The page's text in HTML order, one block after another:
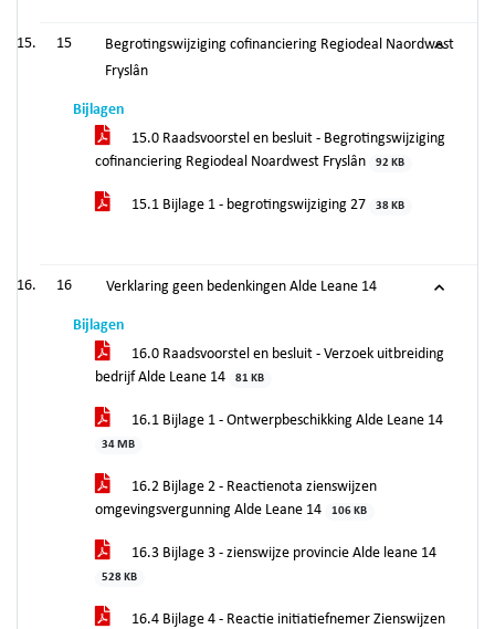
15
Begrotingswijziging cofinanciering Regiodeal Naordwest
Fryslân
Bijlagen
15.0 Raadsvoorstel en besluit - Begrotingswijziging
cofinanciering Regiodeal Noardwest Fryslân
92 KB
15.1 Bijlage 1 - begrotingswijziging 27 38 KB
16 Verklaring geen bedenkingen Alde Leane 14
Bijlagen
16.0 Raadsvoorstel en besluit - Verzoek uitbreiding
bedrijf Alde Leane 14
81 KB
16.1 Bijlage 1 - Ontwerpbeschikking Alde Leane 14
34 MB
16.2 Bijlage 2 - Reactienota zienswijzen
omgevingsvergunning Alde Leane 14
106 KB
16.3 Bijlage 3 - zienswijze provincie Alde leane 14
528 KB
16.4 Bijlage 4 - Reactie initiatiefnemer Zienswijzen